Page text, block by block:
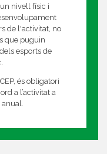
nivell físic i
de l'activitat, no
que puguin
esports de
és obligatori
a l’activitat a